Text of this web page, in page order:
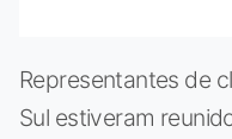
Representantes de
Sul estiveram